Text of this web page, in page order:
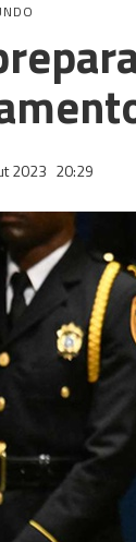
2023 20:29